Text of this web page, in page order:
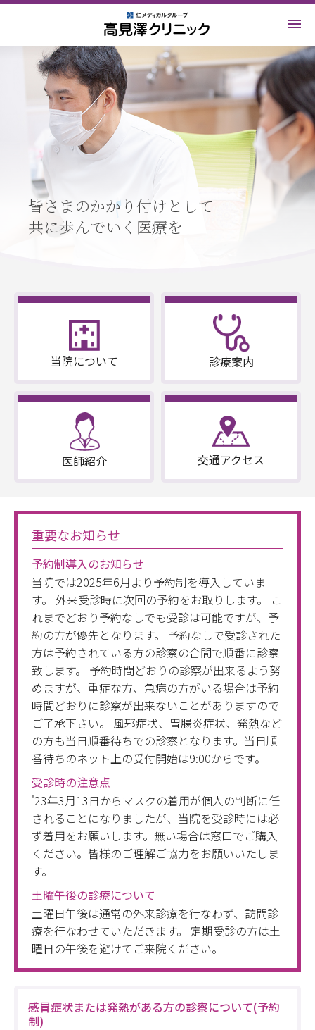
皆さまのかかり付けとして
共に歩んでいく医療を
当院について 診療案内
医師紹介 交通アクセス
重要なお知らせ
予約制導入のお知らせ
当院では2025年6月より予約制を導入していま
す。 外来受診時に次回の予約をお取りします。 こ
れまでどおり予約なしでも受診は可能ですが、予
約の方が優先となります。 予約なしで受診された
方は予約されている方の診察の合間で順番に診察
致します。 予約時間どおりの診察が出来るよう努
めますが、重症な方、急病の方がいる場合は予約
時間どおりに診察が出来ないことがありますので
ご了承下さい。 風邪症状、胃腸炎症状、発熱など
の方も当日順番待ちでの診察となります。当日順
番待ちのネット上の受付開始は9:00からです。
受診時の注意点
'23年3月13日からマスクの着用が個人の判断に任
されることになりましたが、当院を受診時には必
ず着用をお願いします。無い場合は窓口でご購入
ください。皆様のご理解ご協力をお願いいたしま
す。
土曜午後の診療について
土曜日午後は通常の外来診療を行なわず、訪問診
療を行なわせていただきます。 定期受診の方は土
曜日の午後を避けてご来院ください。
感冒症状または発熱がある方の診察について(予約
制)